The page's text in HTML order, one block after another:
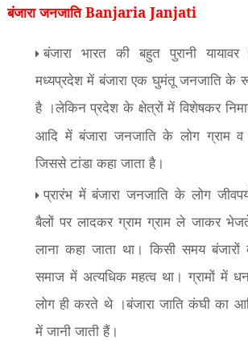
बंजारा जनजाति Banjaria Janjati
बंजारा भारत की बहुत पुरानी
मध्यप्रदेश में बंजारा एक घुमंतू जनजाति के
है ।लेकिन प्रदेश के क्षेत्रों में विशेषकर
आदि में बंजारा जनजाति के लोग ग्राम
जिससे टांडा कहा जाता है।
प्रारंभ में बंजारा जनजाति के लोग
बैलों पर लादकर ग्राम ग्राम ले जाकर
लाना कहा जाता था। किसी समय
समाज में अत्यधिक महत्व था। ग्रामों में धन
लोग ही करते थे ।बंजारा जाति कंघी का
में जानी जाती हैं।